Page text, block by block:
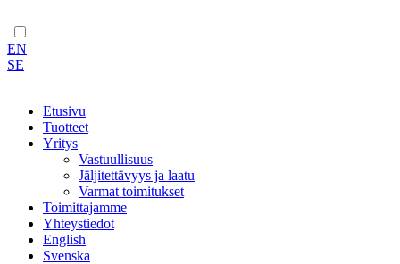
EN
SE
Etusivu
Tuotteet
Yritys
Vastuullisuus
Jäljitettävyys ja laatu
Varmat toimitukset
Toimittajamme
Yhteystiedot
English
Svenska